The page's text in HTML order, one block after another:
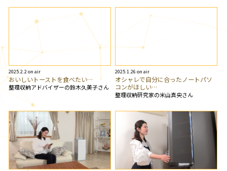
2025.2.2 on air
おいしいトーストを食べたい…
整理収納アドバイザーの鈴木久美子さん
2025.1.26 on air
オシャレで自分に合ったノートパソ
コンがほしい…
整理収納研究家の米山真央さん